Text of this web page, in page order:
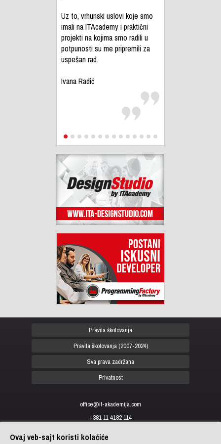
Uz to, vrhunski uslovi koje smo
imali na ITAcademy i praktični
projekti na kojima smo radili u
potpunosti su me pripremili za
uspešan rad.
Ivana Radić
Pravila školovanja
Pravila školovanja (2007-2024)
Sva prava zadržana
Privatnost
office@it-akademija.com
+381 11 4182 114
Ovaj veb-sajt koristi kolačiće